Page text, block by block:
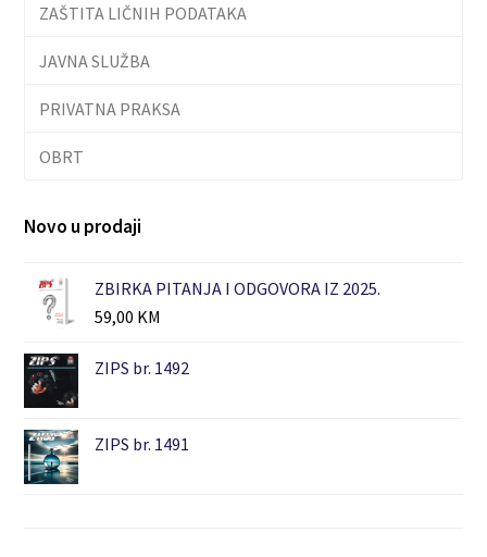
ZAŠTITA LIČNIH PODATAKA
JAVNA SLUŽBA
PRIVATNA PRAKSA
OBRT
Novo u prodaji
ZBIRKA PITANJA I ODGOVORA IZ 2025.
59,00 KM
ZIPS br. 1492
ZIPS br. 1491